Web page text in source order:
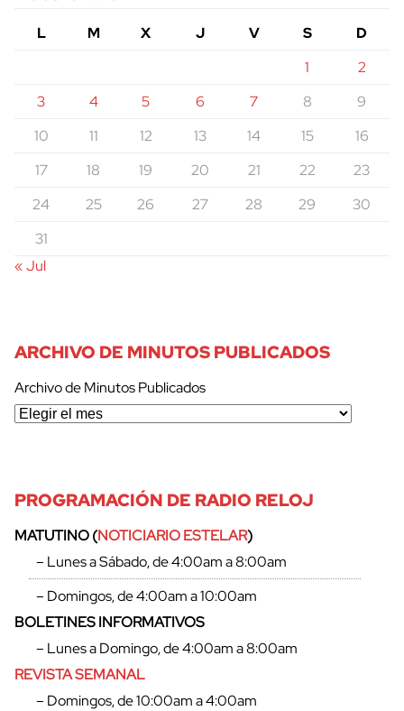
L
M X J V S
D
1
2
3
4 5 6 7 8
9
10
11 12 13 14 15
16
17
18 19 20 21 22
23
24
25 26 27 28 29
30
31
« Jul
ARCHIVO DE MINUTOS PUBLICADOS
Archivo de Minutos Publicados
PROGRAMACIÓN DE RADIO RELOJ
MATUTINO (NOTICIARIO ESTELAR)
– Lunes a Sábado, de 4:00am a 8:00am
– Domingos, de 4:00am a 10:00am
BOLETINES INFORMATIVOS
– Lunes a Domingo, de 4:00am a 8:00am
REVISTA SEMANAL
– Domingos, de 10:00am a 4:00am